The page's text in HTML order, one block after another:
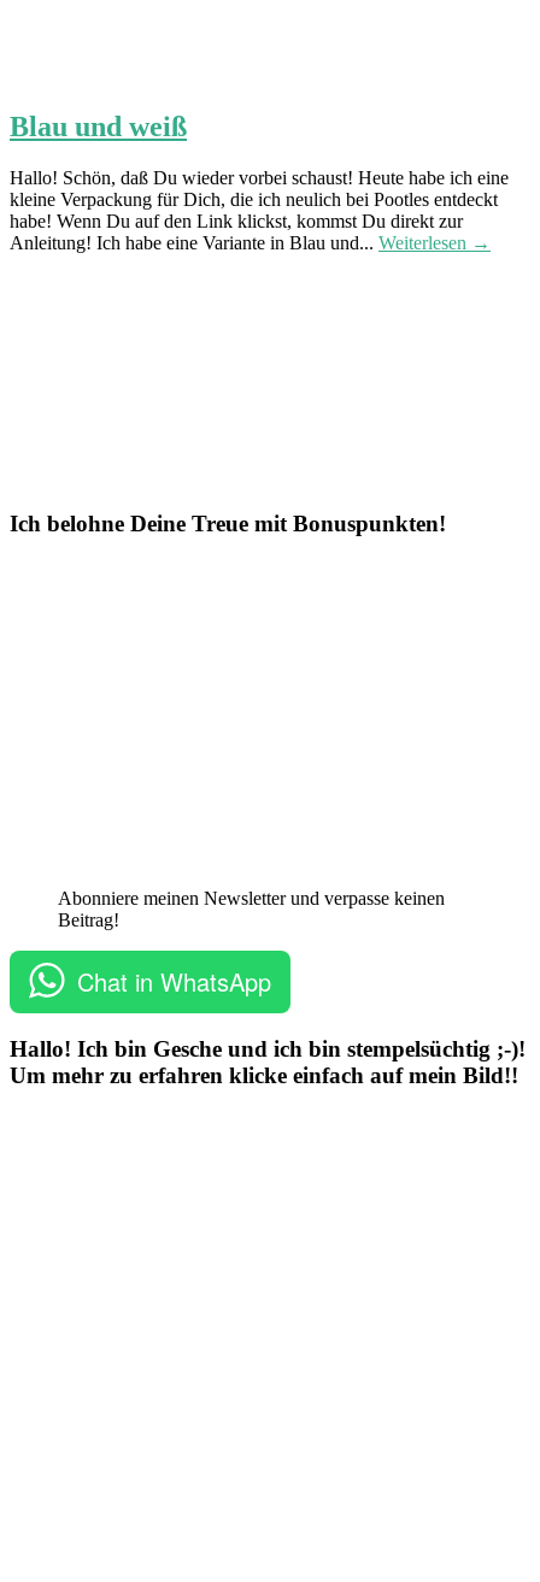
Blau und weiß
Hallo! Schön, daß Du wieder vorbei schaust! Heute habe ich eine
kleine Verpackung für Dich, die ich neulich bei Pootles entdeckt
habe! Wenn Du auf den Link klickst, kommst Du direkt zur
Anleitung! Ich habe eine Variante in Blau und... Weiterlesen →
Ich belohne Deine Treue mit Bonuspunkten!
Abonniere meinen Newsletter und verpasse keinen
Beitrag!
Chat in WhatsApp
Hallo! Ich bin Gesche und ich bin stempelsüchtig ;-)!
Um mehr zu erfahren klicke einfach auf mein Bild!!